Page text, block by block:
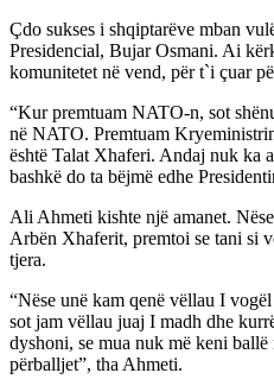
Çdo sukses i shqiptarëve mban
Presidencial, Bujar Osmani. Ai
komunitetet në vend, për t`i çuar
“Kur premtuam NATO-n, sot
në NATO. Premtuam
është Talat Xhaferi. Andaj nuk ka
bashkë do ta bëjmë edhe
Ali Ahmeti kishte një amanet.
Arbën Xhaferit, premtoi se tani si
tjera.
“Nëse unë kam qenë vëllau I
sot jam vëllau juaj I madh dhe
dyshoni, se mua nuk më keni
përballjet”, tha Ahmeti.